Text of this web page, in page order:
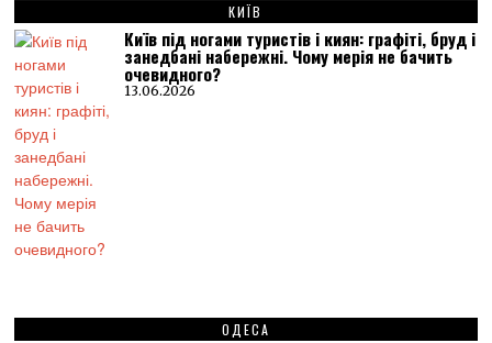
КИЇВ
Київ під ногами туристів і киян: графіті, бруд і
занедбані набережні. Чому мерія не бачить
очевидного?
13.06.2026
ОДЕСА